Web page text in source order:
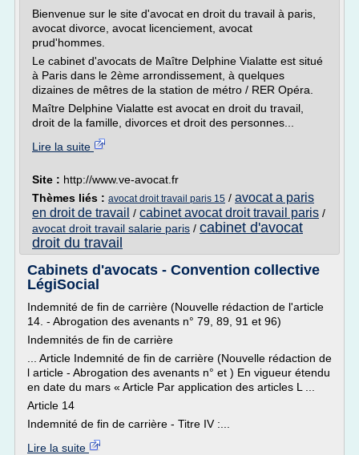
Bienvenue sur le site d'avocat en droit du travail à paris,
avocat divorce, avocat licenciement, avocat
prud'hommes.
Le cabinet d'avocats de Maître Delphine Vialatte est situé
à Paris dans le 2ème arrondissement, à quelques
dizaines de mêtres de la station de métro / RER Opéra.
Maître Delphine Vialatte est avocat en droit du travail,
droit de la famille, divorces et droit des personnes...
Lire la suite
Site : http://www.ve-avocat.fr
Thèmes liés : avocat droit travail paris 15 / avocat a paris
en droit de travail / cabinet avocat droit travail paris /
avocat droit travail salarie paris / cabinet d'avocat
droit du travail
Cabinets d'avocats - Convention collective
LégiSocial
Indemnité de fin de carrière (Nouvelle rédaction de l'article
14. - Abrogation des avenants n° 79, 89, 91 et 96)
Indemnités de fin de carrière
... Article Indemnité de fin de carrière (Nouvelle rédaction de
l article - Abrogation des avenants n° et ) En vigueur étendu
en date du mars « Article Par application des articles L ...
Article 14
Indemnité de fin de carrière - Titre IV :...
Lire la suite